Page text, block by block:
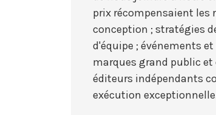
prix récompensaient les
conception ; stratégies
d'équipe ; événements
marques grand public
éditeurs indépendants
exécution